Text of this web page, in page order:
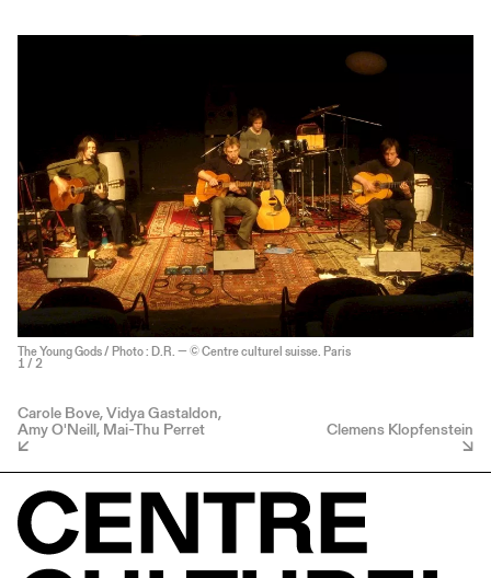
The Young Gods / Photo : D.R. — © Centre culturel suisse. Paris
1 / 2
Carole Bove, Vidya Gastaldon,
Amy O'Neill, Mai-Thu Perret Clemens Klopfenstein